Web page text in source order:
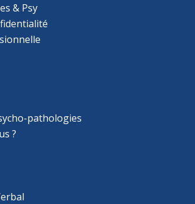
& Psy
pathologies
?